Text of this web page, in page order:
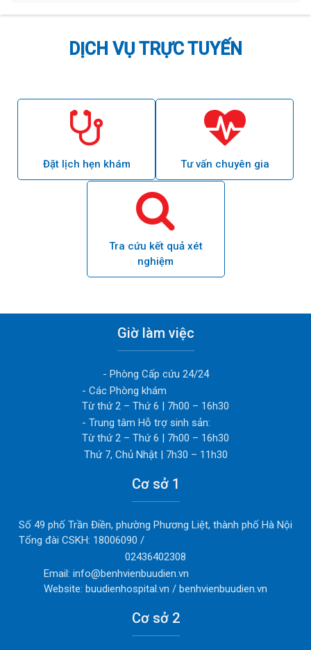
DỊCH VỤ TRỰC TUYẾN
Đặt lịch hẹn khám Tư vấn chuyên gia
Tra cứu kết quả xét
nghiệm
Giờ làm việc
- Phòng Cấp cứu 24/24
- Các Phòng khám
Từ thứ 2 – Thứ 6 | 7h00 – 16h30
- Trung tâm Hỗ trợ sinh sản:
Từ thứ 2 – Thứ 6 | 7h00 – 16h30
Thứ 7, Chủ Nhật | 7h30 – 11h30
Cơ sở 1
Số 49 phố Trần Điền, phường Phương Liệt, thành phố Hà Nội
Tổng đài CSKH: 18006090 /
02436402308
Email: info@benhvienbuudien.vn
Website: buudienhospital.vn / benhvienbuudien.vn
Cơ sở 2